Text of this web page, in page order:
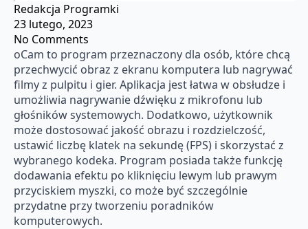
Redakcja Programki
23 lutego, 2023
No Comments
oCam to program przeznaczony dla osób, które chcą
przechwycić obraz z ekranu komputera lub nagrywać
filmy z pulpitu i gier. Aplikacja jest łatwa w obsłudze i
umożliwia nagrywanie dźwięku z mikrofonu lub
głośników systemowych. Dodatkowo, użytkownik
może dostosować jakość obrazu i rozdzielczość,
ustawić liczbę klatek na sekundę (FPS) i skorzystać z
wybranego kodeka. Program posiada także funkcję
dodawania efektu po kliknięciu lewym lub prawym
przyciskiem myszki, co może być szczególnie
przydatne przy tworzeniu poradników
komputerowych.